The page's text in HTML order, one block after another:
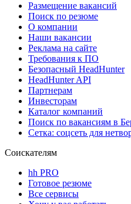
Размещение вакансий
Поиск по резюме
О компании
Наши вакансии
Реклама на сайте
Требования к ПО
Безопасный HeadHunter
HeadHunter API
Партнерам
Инвесторам
Каталог компаний
Поиск по вакансиям в
Сетка: соцсеть для
Соискателям
hh PRO
Готовое резюме
Все сервисы